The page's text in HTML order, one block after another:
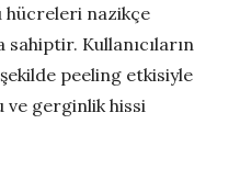
nazikçe
Kullanıcıların
peeling etkisiyle
ve gerginlik hissi